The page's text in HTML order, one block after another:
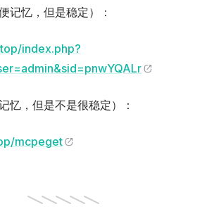
记忆，但是稳定）：
index.php?
忆，但是不是很稳定）：
mcpeget